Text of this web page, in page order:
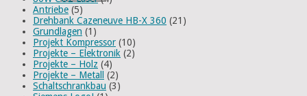
Antriebe (5)
Drehbank Cazeneuve HB-X 360 (21)
Grundlagen (1)
Projekt Kompressor (10)
Projekte – Elektronik (2)
Projekte – Holz (4)
Projekte – Metall
(2)
Schaltschrankbau (3)